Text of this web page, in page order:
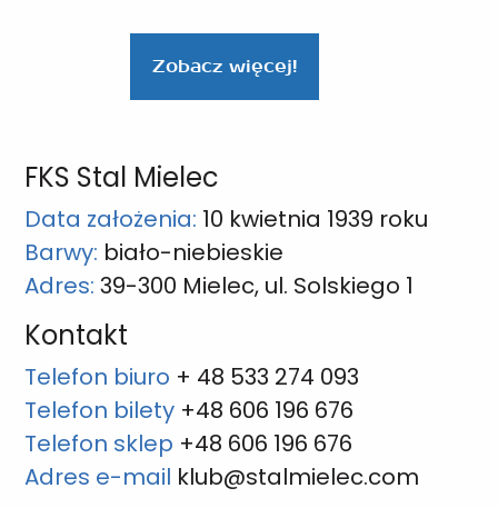
Zobacz więcej!
FKS Stal Mielec
Data założenia: 10 kwietnia 1939 roku
Barwy: biało-niebieskie
Adres: 39-300 Mielec, ul. Solskiego 1
Kontakt
Telefon biuro + 48 533 274 093
Telefon bilety +48 606 196 676
Telefon sklep +48 606 196 676
Adres e-mail klub@stalmielec.com